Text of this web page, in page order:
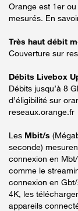
Orange est 1er
mesurés. En
Très haut débit
Couverture sur
Débits Livebox
Débits jusqu’à 8
d’éligibilité sur
reseaux.orange.fr
Les Mbit/s
seconde)
connexion en
comme le
connexion en
4K, les
appareils